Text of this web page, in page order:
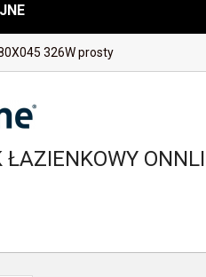
326W prosty
ŁAZIENKOWY